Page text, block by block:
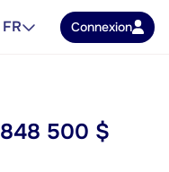
FR Connexion
848 500 $